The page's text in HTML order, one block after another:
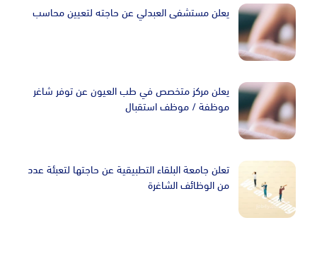
يعلن مستشفى العبدلي عن حاجته لتعيين محاسب
يعلن مركز متخصص في طب العيون عن توفر شاغر
موظفة / موظف استقبال
تعلن جامعة البلقاء التطبيقية عن حاجتها لتعبئة عدد
من الوظائف الشاغرة